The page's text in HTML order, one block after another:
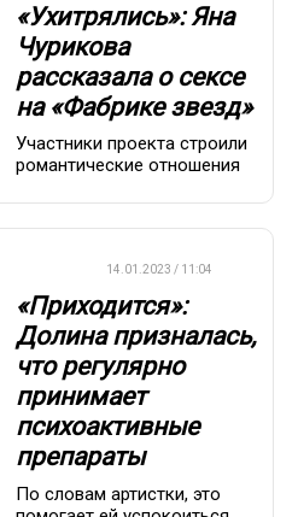
«Ухитрялись»: Яна
Чурикова
рассказала о сексе
на «Фабрике звезд»
Участники проекта строили
романтические отношения
14.01.2023 / 11:04
«Приходится»:
Долина призналась,
что регулярно
принимает
психоактивные
препараты
По словам артистки, это